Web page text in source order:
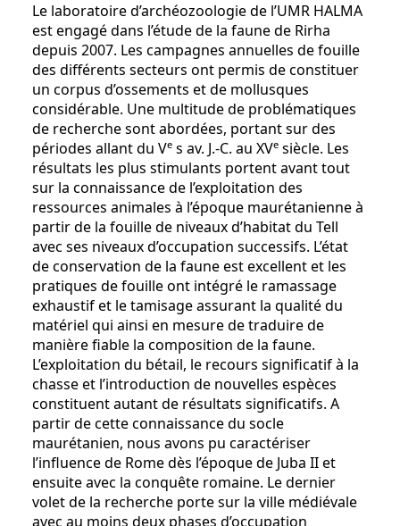
Le laboratoire d’archéozoologie de l’UMR HALMA
est engagé dans l’étude de la faune de Rirha
depuis 2007. Les campagnes annuelles de fouille
des différents secteurs ont permis de constituer
un corpus d’ossements et de mollusques
considérable. Une multitude de problématiques
de recherche sont abordées, portant sur des
périodes allant du Ve s av. J.-C. au XVe siècle. Les
résultats les plus stimulants portent avant tout
sur la connaissance de l’exploitation des
ressources animales à l’époque maurétanienne à
partir de la fouille de niveaux d’habitat du Tell
avec ses niveaux d’occupation successifs. L’état
de conservation de la faune est excellent et les
pratiques de fouille ont intégré le ramassage
exhaustif et le tamisage assurant la qualité du
matériel qui ainsi en mesure de traduire de
manière fiable la composition de la faune.
L’exploitation du bétail, le recours significatif à la
chasse et l’introduction de nouvelles espèces
constituent autant de résultats significatifs. A
partir de cette connaissance du socle
maurétanien, nous avons pu caractériser
l’influence de Rome dès l’époque de Juba II et
ensuite avec la conquête romaine. Le dernier
volet de la recherche porte sur la ville médiévale
avec au moins deux phases d’occupation